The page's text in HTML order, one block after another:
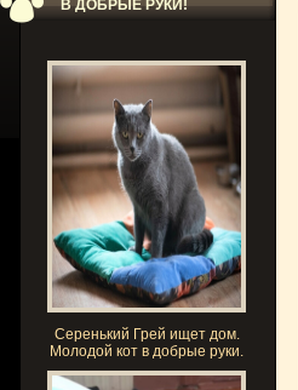
В ДОБРЫЕ РУКИ!
Серенький Грей ищет дом.
Молодой кот в добрые руки.